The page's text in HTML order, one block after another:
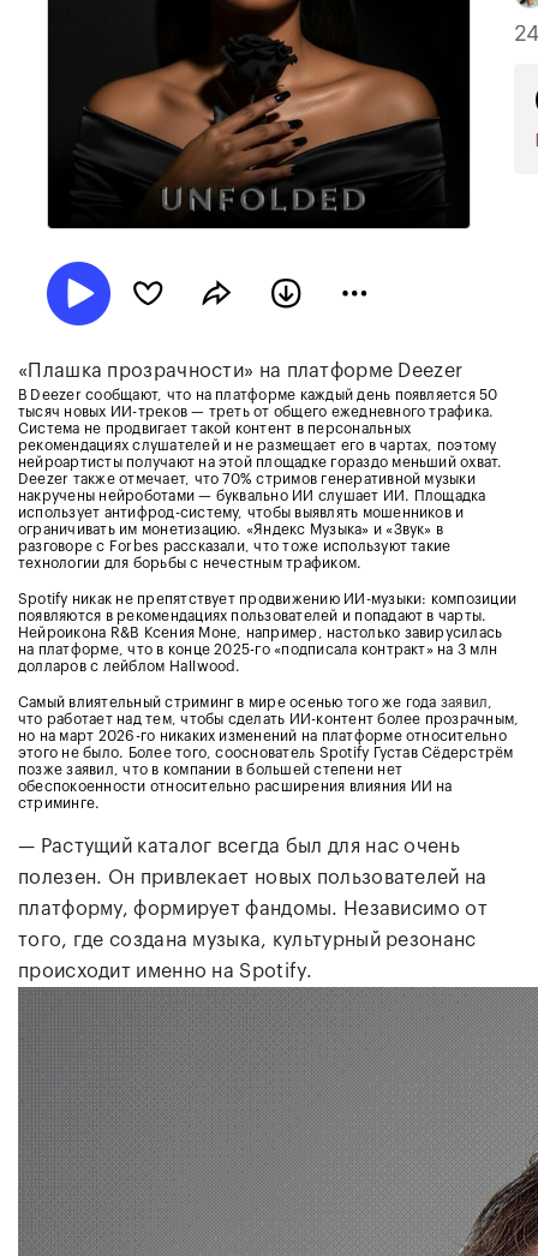
«Плашка прозрачности» на платформе Deezer
В Deezer сообщают, что на платформе каждый день появляется 50
тысяч новых ИИ-треков — треть от общего ежедневного трафика.
Система не продвигает такой контент в персональных
рекомендациях слушателей и не размещает его в чартах, поэтому
нейроартисты получают на этой площадке гораздо меньший охват.
Deezer также отмечает, что 70% стримов генеративной музыки
накручены нейроботами — буквально ИИ слушает ИИ. Площадка
использует антифрод-систему, чтобы выявлять мошенников и
ограничивать им монетизацию. «Яндекс Музыка» и «Звук» в
разговоре с Forbes рассказали, что тоже используют такие
технологии для борьбы с нечестным трафиком.
Spotify никак не препятствует продвижению ИИ-музыки: композиции
появляются в рекомендациях пользователей и попадают в чарты.
Нейроикона R&B Ксения Моне, например, настолько завирусилась
на платформе, что в конце 2025-го «подписала контракт» на 3 млн
долларов с лейблом Hallwood.
Самый влиятельный стриминг в мире осенью того же года заявил
что работает над тем, чтобы сделать ИИ-контент более прозрачным,
но на март 2026-го никаких изменений на платформе относительно
этого не было. Более того, сооснователь Spotify Густав Сёдерстрём
позже заявил, что в компании в большей степени нет
обеспокоенности относительно расширения влияния ИИ на
стриминге.
— Растущий каталог всегда был для нас очень
полезен. Он привлекает новых пользователей на
платформу, формирует фандомы. Независимо от
того, где создана музыка, культурный резонанс
происходит именно на Spotify.